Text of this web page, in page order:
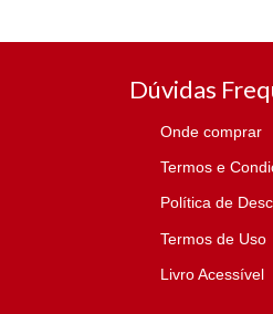
Dúvidas
Onde comprar
Termos e
Política de
Termos de Uso
Livro Acessível